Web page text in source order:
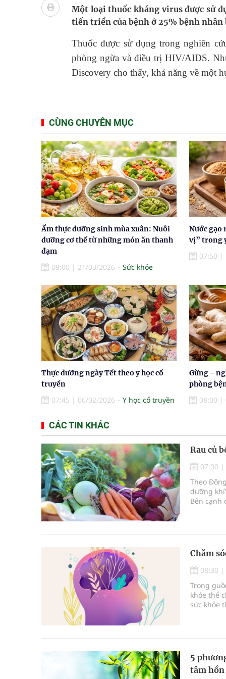
Súp lơ xanh mang đến hy vọng mới trong phòng
Tác Dụng Chống Kết Tập Tiểu Cầu Và Chống
Quan Bằng Chứng Dược Lý Và Cơ Chế Phân Tử
Xây dựng bản đồ mạng lưới cấp cứu ngoại viện
Một loại thuốc kháng virus được sử
tiến triển của bệnh ở 25% bệnh
Thuốc được sử dụng trong nghiên
phòng ngừa và điều trị HIV/AIDS.
Discovery cho thấy, khả năng về một
CÙNG CHUYÊN MỤC
Ẩm thực dưỡng sinh mùa xuân: Nuôi
dưỡng cơ thể từ những món ăn thanh
đạm
09:00 | 21/03/2026 Sức khỏe
Nước gạo
vị” trong
07:50 |
Thực dưỡng ngày Tết theo y học cổ
truyền
07:45 | 06/02/2026 Y học cổ truyền
Gừng -
phòng
08:00 |
CÁC TIN KHÁC
Rau củ
07:00 |
Theo
dưỡng
Bên cạnh
Chăm
08:30 |
Trong
khỏe thể
sức khỏe
5
tâm hồn